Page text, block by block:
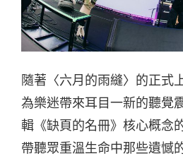
隨著〈六月的雨縫〉的正式
為樂迷帶來耳目一新的聽覺
輯《缺頁的名冊》核心概念
帶聽眾重溫生命中那些遺憾